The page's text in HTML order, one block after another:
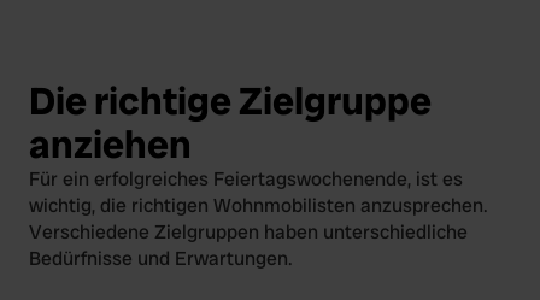
Die richtige Zielgruppe
anziehen
Für ein erfolgreiches Feiertagswochenende, ist es
wichtig, die richtigen Wohnmobilisten anzusprechen.
Verschiedene Zielgruppen haben unterschiedliche
Bedürfnisse und Erwartungen.